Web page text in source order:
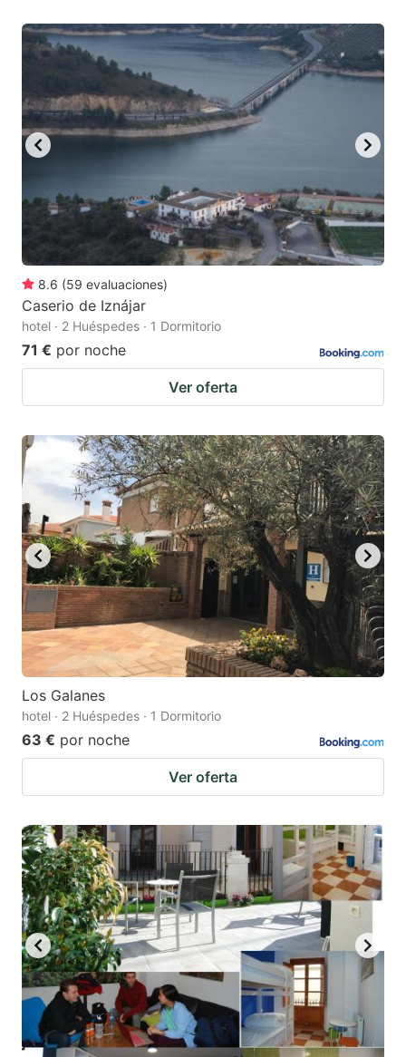
8.6 (59 evaluaciones)
Caserio de Iznájar
hotel · 2 Huéspedes · 1 Dormitorio
71 € por noche
Ver oferta
Los Galanes
hotel · 2 Huéspedes · 1 Dormitorio
63 € por noche
Ver oferta